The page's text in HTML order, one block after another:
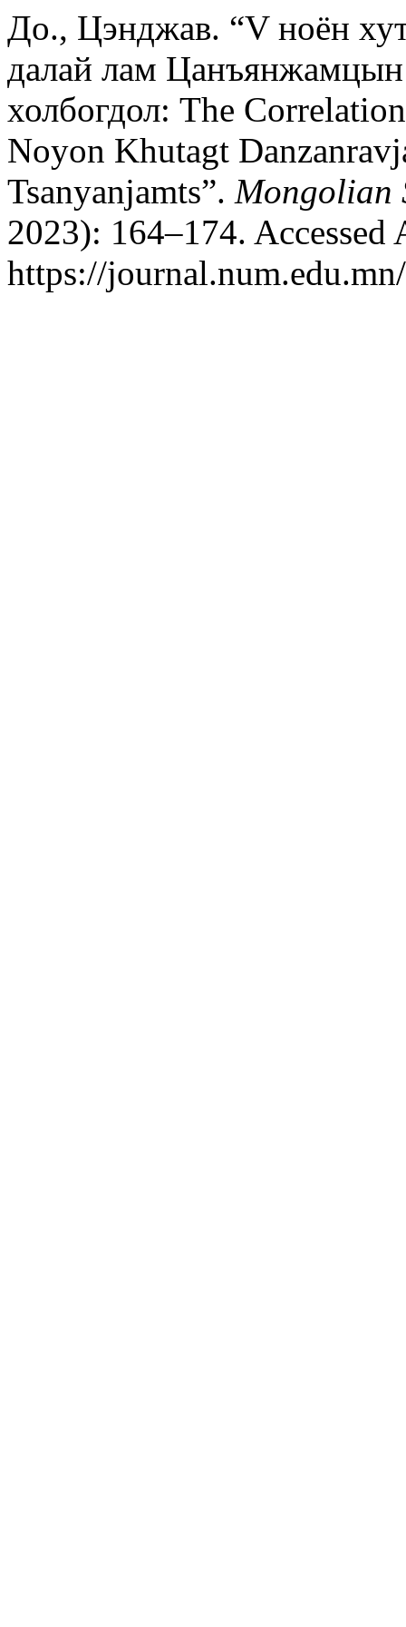
До., Цэнджав. “V ноён
далай лам
холбогдол: The
Noyon Khutagt
Tsanyanjamts”. Mongolian
2023): 164–174. Accessed
https://